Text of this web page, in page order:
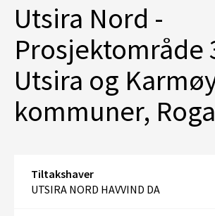
Utsira Nord -
Prosjektområde
Utsira og
kommuner,
Tiltakshaver
UTSIRA NORD HAVVIND DA